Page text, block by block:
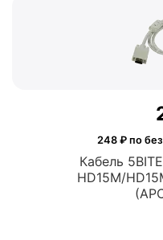
Кабель
HD15M/
248₽ по